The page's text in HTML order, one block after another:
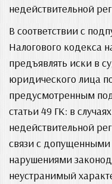
недействительной
В соответствии с
Налогового кодекса
предъявлять иски в
юридического лица
предусмотренным
статьи 49 ГК: в
недействительной
связи с допущенными
нарушениями
неустранимый